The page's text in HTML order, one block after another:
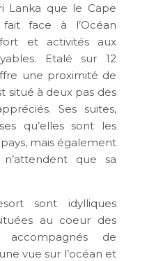
Lanka que le Cape
face à l’Océan
et activités aux
Etalé sur 12
une proximité de
situé à deux pas des
Ses suites,
qu’elles sont les
mais également
que sa
sont idylliques
au coeur des
accompagnés de
vue sur l’océan et